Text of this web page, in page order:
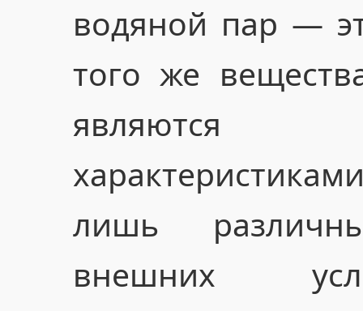
водяной пар —
того же
являются
лишь
внешних